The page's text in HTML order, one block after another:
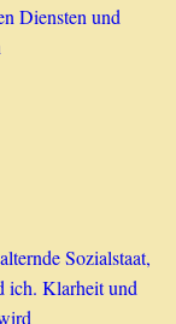
Diensten und
Sozialstaat,
ich. Klarheit und